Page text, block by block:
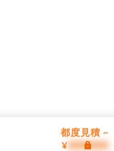
都度見積 ~
¥